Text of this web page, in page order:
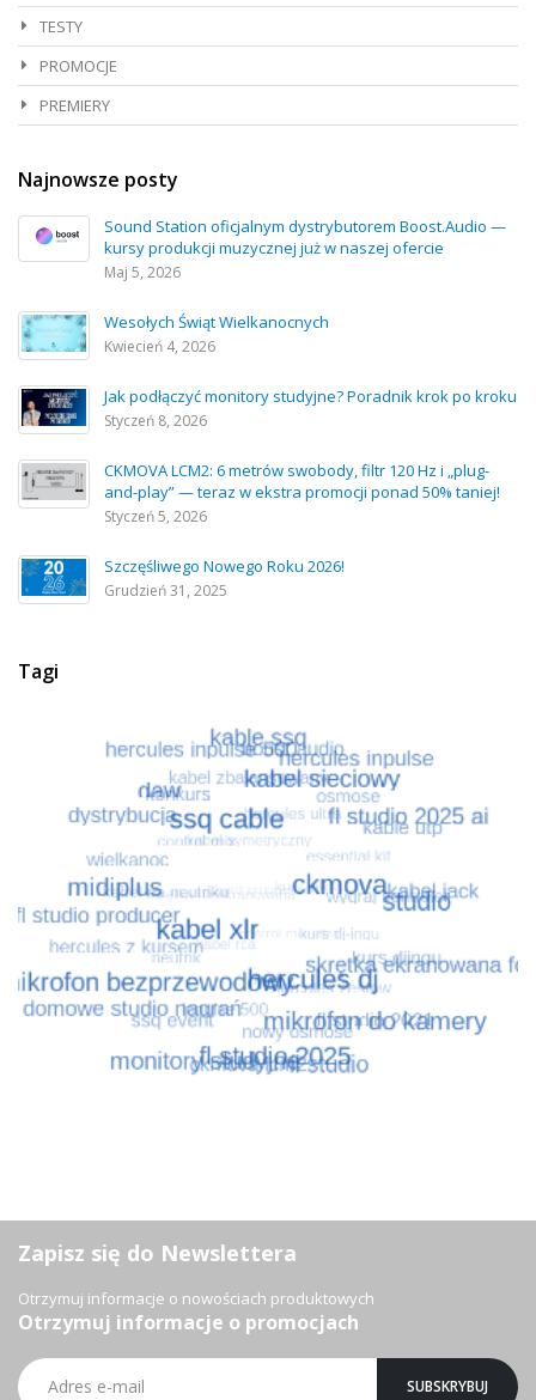
TESTY
PROMOCJE
PREMIERY
Najnowsze posty
Sound Station oficjalnym dystrybutorem Boost.Audio —
kursy produkcji muzycznej już w naszej ofercie
Maj 5, 2026
Wesołych Świąt Wielkanocnych
Kwiecień 4, 2026
Jak podłączyć monitory studyjne? Poradnik krok po kroku
Styczeń 8, 2026
CKMOVA LCM2: 6 metrów swobody, filtr 120 Hz i „plug-
and-play” — teraz w ekstra promocji ponad 50% taniej!
Styczeń 5, 2026
Szczęśliwego Nowego Roku 2026!
Grudzień 31, 2025
Tagi
Zapisz się do Newslettera
Otrzymuj informacje o nowościach produktowych
Otrzymuj informacje o promocjach
Subskrybuj
nasz
SUBSKRYBUJ